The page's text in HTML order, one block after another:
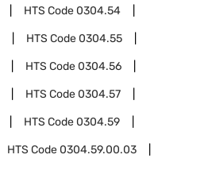
HTS Code0304.54
HTS Code0304.55
HTS Code0304.56
HTS Code0304.57
HTS Code0304.59
HTS Code0304.59.00.03